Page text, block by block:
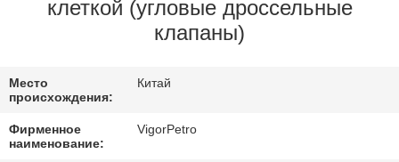
КОНТРОЛЬ
КОНТАКТНЫЕ
ДАННЫЕ
клеткой (угловые дроссельные
клапаны)
Место
происхождения:
Китай
Фирменное
наименование:
VigorPetro